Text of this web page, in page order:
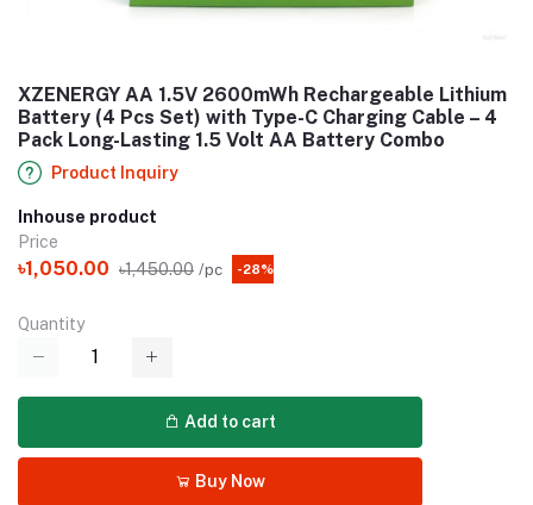
XZENERGY AA 1.5V 2600mWh Rechargeable Lithium
Battery (4 Pcs Set) with Type-C Charging Cable – 4
Pack Long-Lasting 1.5 Volt AA Battery Combo
Product Inquiry
Inhouse product
Price
৳1,050.00 ৳1,450.00 /pc -28%
Quantity
Add to cart
Buy Now